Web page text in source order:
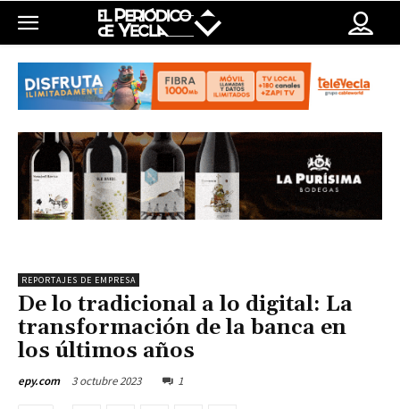
REPORTAJES DE EMPRESA
De lo tradicional a lo digital: La
transformación de la banca en
los últimos años
epy.com 3 octubre 2023 1